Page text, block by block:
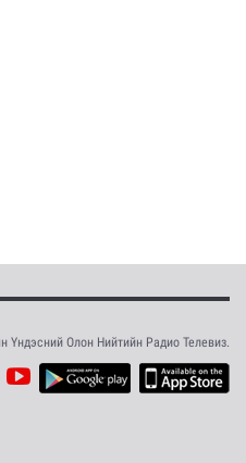
Үндэсний Олон Нийтийн Радио Телевиз.